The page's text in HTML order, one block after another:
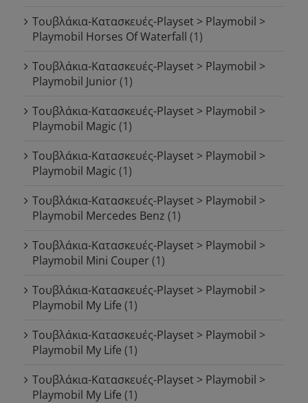
Τουβλάκια-Κατασκευές-Playset > Playmobil >
Playmobil Horses Of Waterfall (1)
Τουβλάκια-Κατασκευές-Playset > Playmobil >
Playmobil Junior (1)
Τουβλάκια-Κατασκευές-Playset > Playmobil >
Playmobil Magic (1)
Τουβλάκια-Κατασκευές-Playset > Playmobil >
Playmobil Magic (1)
Τουβλάκια-Κατασκευές-Playset > Playmobil >
Playmobil Mercedes Benz (1)
Τουβλάκια-Κατασκευές-Playset > Playmobil >
Playmobil Mini Couper (1)
Τουβλάκια-Κατασκευές-Playset > Playmobil >
Playmobil My Life (1)
Τουβλάκια-Κατασκευές-Playset > Playmobil >
Playmobil My Life (1)
Τουβλάκια-Κατασκευές-Playset > Playmobil >
Playmobil My Life (1)